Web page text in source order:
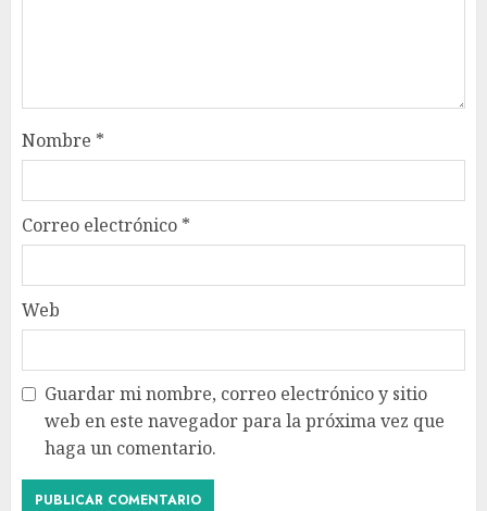
Nombre *
Correo electrónico *
Web
Guardar mi nombre, correo electrónico y sitio
web en este navegador para la próxima vez que
haga un comentario.